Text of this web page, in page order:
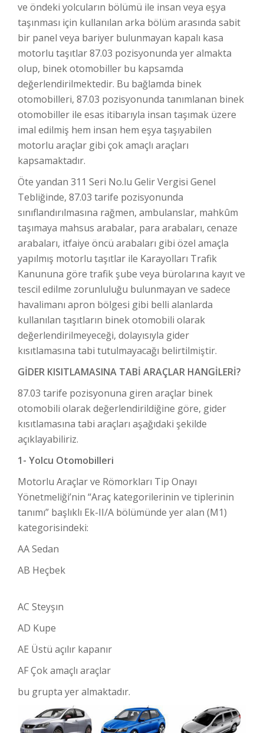
ve öndeki yolcuların bölümü ile insan veya eşya
taşınması için kullanılan arka bölüm arasında sabit
bir panel veya bariyer bulunmayan kapalı kasa
motorlu taşıtlar 87.03 pozisyonunda yer almakta
olup, binek otomobiller bu kapsamda
değerlendirilmektedir. Bu bağlamda binek
otomobilleri, 87.03 pozisyonunda tanımlanan binek
otomobiller ile esas itibarıyla insan taşımak üzere
imal edilmiş hem insan hem eşya taşıyabilen
motorlu araçlar gibi çok amaçlı araçları
kapsamaktadır.
Öte yandan 311 Seri No.lu Gelir Vergisi Genel
Tebliğinde, 87.03 tarife pozisyonunda
sınıflandırılmasına rağmen, ambulanslar, mahkûm
taşımaya mahsus arabalar, para arabaları, cenaze
arabaları, itfaiye öncü arabaları gibi özel amaçla
yapılmış motorlu taşıtlar ile Karayolları Trafik
Kanununa göre trafik şube veya bürolarına kayıt ve
tescil edilme zorunluluğu bulunmayan ve sadece
havalimanı apron bölgesi gibi belli alanlarda
kullanılan taşıtların binek otomobili olarak
değerlendirilmeyeceği, dolayısıyla gider
kısıtlamasına tabi tutulmayacağı belirtilmiştir.
GİDER KISITLAMASINA TABİ ARAÇLAR HANGİLERİ?
87.03 tarife pozisyonuna giren araçlar binek
otomobili olarak değerlendirildiğine göre, gider
kısıtlamasına tabi araçları aşağıdaki şekilde
açıklayabiliriz.
1- Yolcu Otomobilleri
Motorlu Araçlar ve Römorkları Tip Onayı
Yönetmeliği’nin “Araç kategorilerinin ve tiplerinin
tanımı” başlıklı Ek-II/A bölümünde yer alan (M1)
kategorisindeki:
AA Sedan
AB Heçbek
AC Steyşın
AD Kupe
AE Üstü açılır kapanır
AF Çok amaçlı araçlar
bu grupta yer almaktadır.